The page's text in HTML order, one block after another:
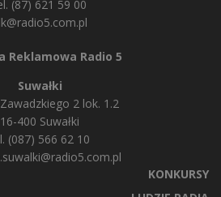
(87) 621 59 00
Reklamowa Radio 5
Suwałki
Zawadzkiego 2 lok. 1.2
16-400 Suwałki
(087) 566 62 10
KONKURSY